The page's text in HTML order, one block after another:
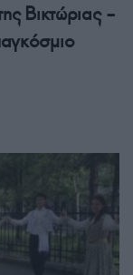
Βικτώριας –